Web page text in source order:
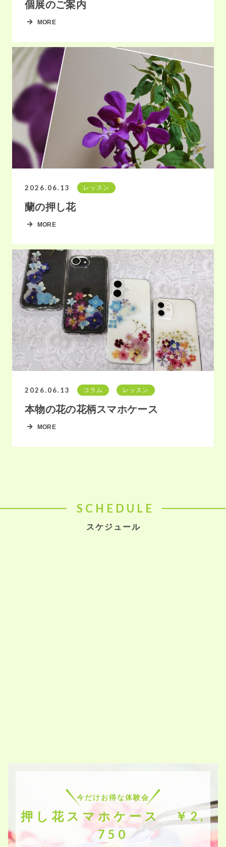
個展のご案内
MORE
2026.06.13 レッスン
蘭の押し花
MORE
2026.06.13 コラム レッスン
本物の花の花柄スマホケース
MORE
SCHEDULE
スケジュール
今だけお得な体験会
押し花スマホケース ￥2,
750